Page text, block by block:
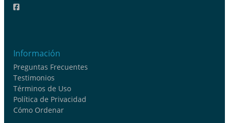
Información
Preguntas Frecuentes
Testimonios
Términos de Uso
Política de Privacidad
Cómo Ordenar